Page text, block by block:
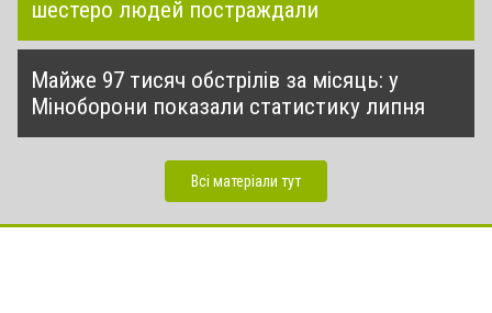
шестеро людей постраждали
Майже 97 тисяч обстрілів за місяць: у
Міноборони показали статистику липня
Всі матеріали тут